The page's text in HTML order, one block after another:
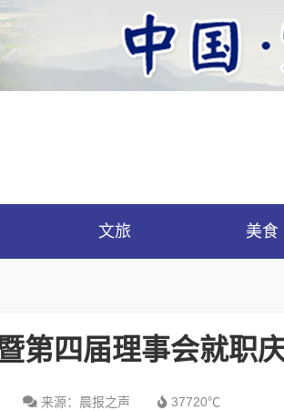
文旅 美食
第四届理事会就职
来源：晨报之声 37720℃